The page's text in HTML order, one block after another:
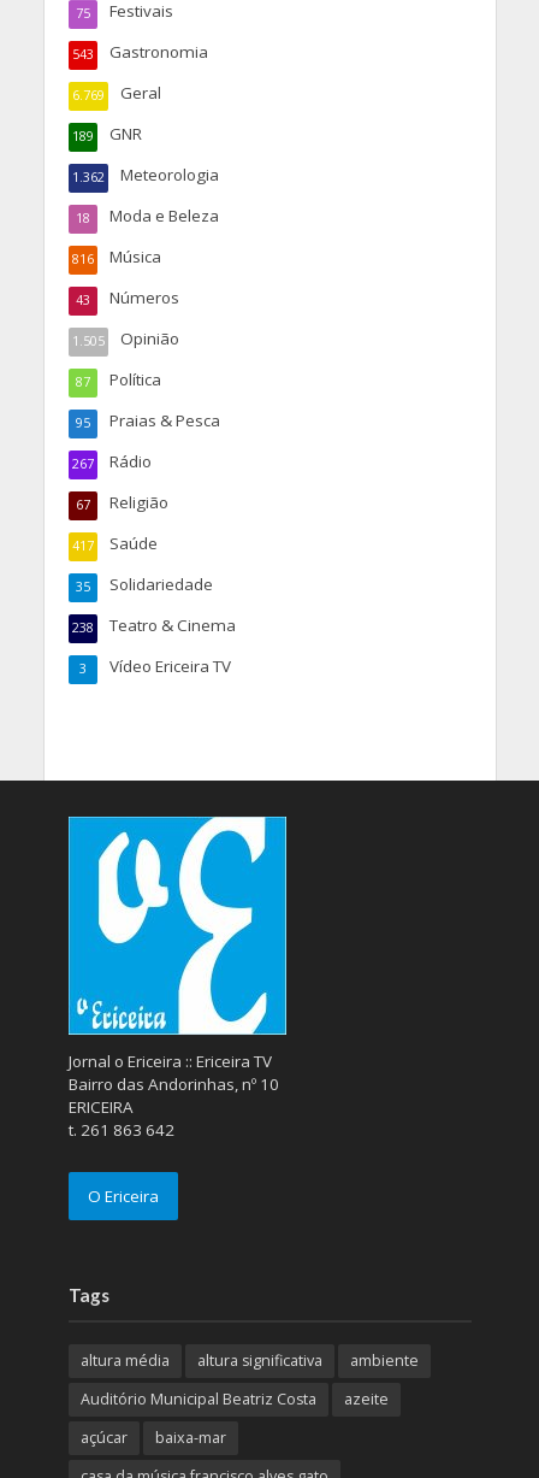
Festivais
75
Gastronomia
543
Geral
6.769
GNR
189
Meteorologia
1.362
Moda e Beleza
18
Música
816
Números
43
Opinião
1.505
Política
87
Praias & Pesca
95
Rádio
267
Religião
67
Saúde
417
Solidariedade
35
Teatro & Cinema
238
Vídeo Ericeira TV
3
Jornal o Ericeira :: Ericeira TV
Bairro das Andorinhas, nº 10
ERICEIRA
t. 261 863 642
O Ericeira
Tags
altura média altura significativa
ambiente
Auditório Municipal Beatriz Costa
azeite
açúcar
baixa-mar